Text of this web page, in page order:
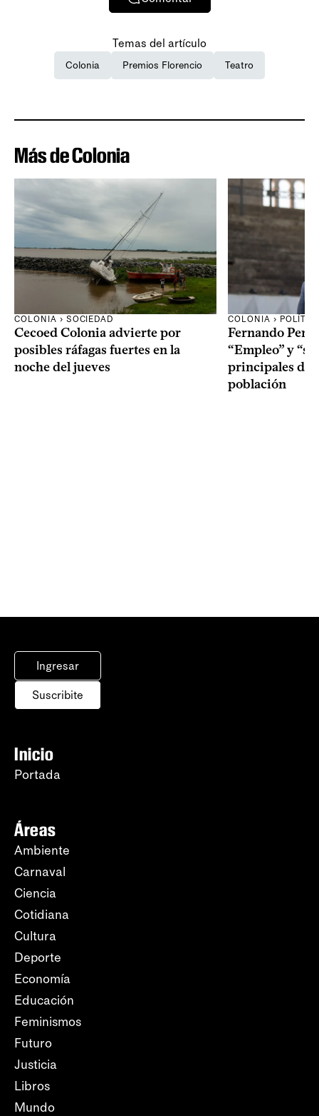
Temas del artículo
Colonia Premios Florencio Teatro
Más de Colonia
COLONIA › SOCIEDAD
Cecoed Colonia advierte por
posibles ráfagas fuertes en la
noche del jueves
COLONIA ›
Fernando
“Empleo” y
principales
población
Ingresar
Suscribite
Inicio
Portada
Áreas
Ambiente
Carnaval
Ciencia
Cotidiana
Cultura
Deporte
Economía
Educación
Feminismos
Futuro
Justicia
Libros
Mundo